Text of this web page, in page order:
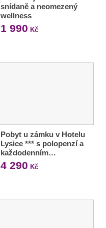
snídaně a neomezený
wellness
1 990 Kč
Pobyt u zámku v Hotelu
Lysice *** s polopenzí a
každodenním…
4 290 Kč